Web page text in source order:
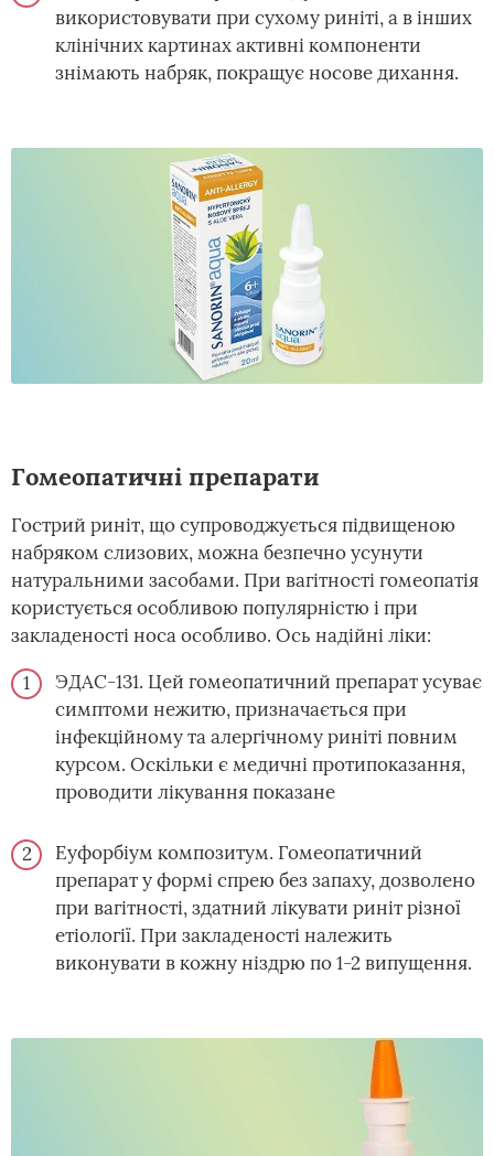
використовувати при сухому риніті, а в інших
клінічних картинах активні компоненти
знімають набряк, покращує носове дихання.
Гомеопатичні препарати
Гострий риніт, що супроводжується підвищеною
набряком слизових, можна безпечно усунути
натуральними засобами. При вагітності гомеопатія
користується особливою популярністю і при
закладеності носа особливо. Ось надійні ліки:
ЭДАС-131. Цей гомеопатичний препарат усуває
симптоми нежитю, призначається при
інфекційному та алергічному риніті повним
курсом. Оскільки є медичні протипоказання,
проводити лікування показане
Еуфорбіум композитум. Гомеопатичний
препарат у формі спрею без запаху, дозволено
при вагітності, здатний лікувати риніт різної
етіології. При закладеності належить
виконувати в кожну ніздрю по 1-2 випущення.